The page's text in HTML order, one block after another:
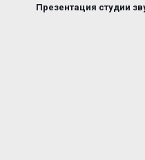
Презентация студии